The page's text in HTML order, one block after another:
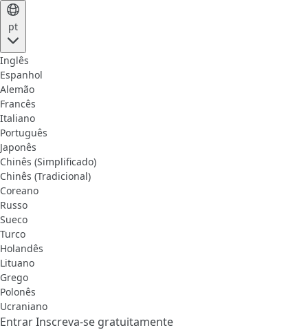
pt
Inglês
Espanhol
Alemão
Francês
Italiano
Português
Japonês
Chinês (Simplificado)
Chinês (Tradicional)
Coreano
Russo
Sueco
Turco
Holandês
Lituano
Grego
Polonês
Ucraniano
EntrarInscreva-se gratuitamente